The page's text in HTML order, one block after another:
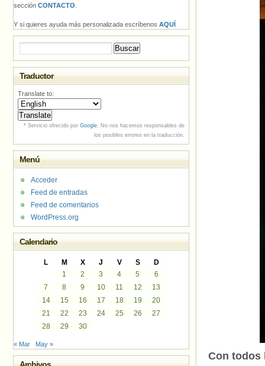
Con todos
sección CONTACTO
Y si quieres ayuda más personalizada escríbenos AQUÍ
Traductor
Translate to:
* Servicio ofrecido por Google. No nos hacemos responsables de
los posibles errores en la traducción.
Menú
Acceder
Feed de entradas
Feed de comentarios
WordPress.org
Calendario
L M X J V S
D
1
2 3 4 5
6
7
8 9 10 11 12
13
14
15 16 17 18 19
20
21
22 23 24 25 26
27
28
29 30
« Mar May »